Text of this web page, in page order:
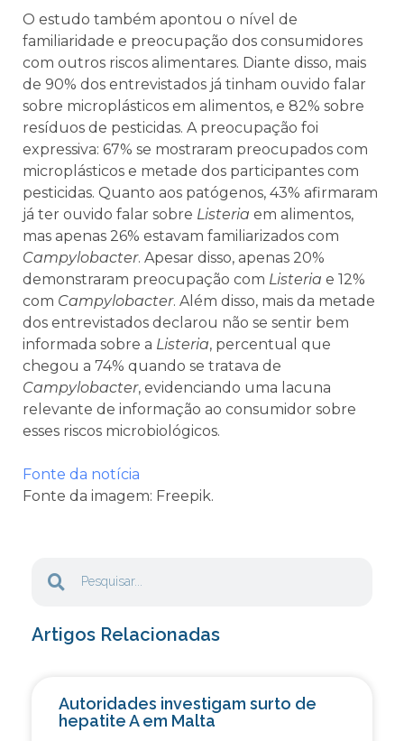
O estudo também apontou o nível de
familiaridade e preocupação dos consumidores
com outros riscos alimentares. Diante disso, mais
de 90% dos entrevistados já tinham ouvido falar
sobre microplásticos em alimentos, e 82% sobre
resíduos de pesticidas. A preocupação foi
expressiva: 67% se mostraram preocupados com
microplásticos e metade dos participantes com
pesticidas. Quanto aos patógenos, 43% afirmaram
já ter ouvido falar sobre Listeria em alimentos,
mas apenas 26% estavam familiarizados com
Campylobacter. Apesar disso, apenas 20%
demonstraram preocupação com Listeria e 12%
com Campylobacter. Além disso, mais da metade
dos entrevistados declarou não se sentir bem
informada sobre a Listeria, percentual que
chegou a 74% quando se tratava de
Campylobacter, evidenciando uma lacuna
relevante de informação ao consumidor sobre
esses riscos microbiológicos.
Fonte da notícia
Fonte da imagem: Freepik.
Artigos Relacionadas
Autoridades investigam surto de
hepatite A em Malta